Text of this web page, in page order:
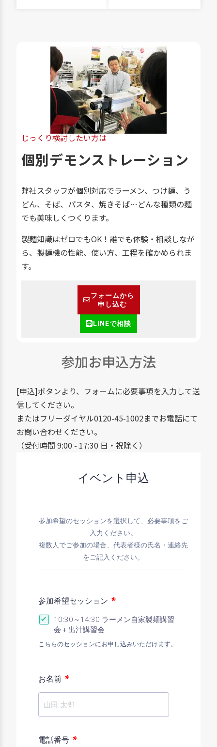
じっくり検討したい方は
個別デモンストレーション
弊社スタッフが個別対応でラーメン、つけ麺、う
どん、そば、パスタ、焼きそば…どんな種類の麺
でも美味しくつくります。
製麺知識はゼロでもOK！誰でも体験・相談しなが
ら、製麺機の性能、使い方、工程を確かめられま
す。
フォームから
申し込む
LINEで相談
参加お申込方法
[申込]ボタンより、フォームに必要事項を入力して送
信してください。
またはフリーダイヤル0120-45-1002までお電話にて
お問い合わせください。
（受付時間 9:00 - 17:30 日・祝除く）
イベント申込
参加希望のセッションを選択して、必要事項をご
入力ください。
複数人でご参加の場合、代表者様の氏名・連絡先
をご記入ください。
参加希望セッション *
10:30～14:30 ラーメン自家製麺講習
会＋出汁講習会
こちらのセッションにお申し込みいただけます。
お名前 *
電話番号 *